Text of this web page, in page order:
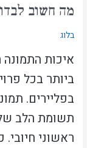
מה חשוב
בלוג
איכות
ביותר בכל
בפליירים.
תשומת הלב של
ראשוני